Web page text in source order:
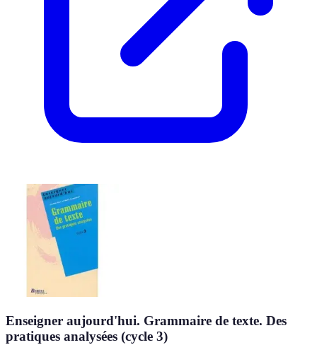
Enseigner aujourd'hui. Grammaire de texte. Des
pratiques analysées (cycle 3)